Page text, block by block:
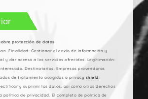
protección de datos
Finalidad: Gestionar el envío de información y
y dar acceso a los servicios ofrecidos. Legitimación:
Destinatarios: Empresas proveedoras
de tratamiento acogidos a privacy shield.
y suprimir los datos, así como otros derechos
política de privacidad. El completo de política de